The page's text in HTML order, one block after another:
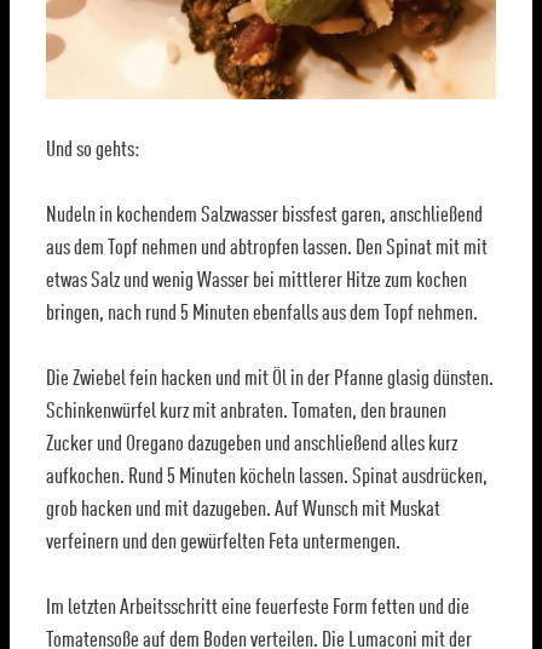
Und so gehts:
Nudeln in kochendem Salzwasser bissfest garen, anschließend
aus dem Topf nehmen und abtropfen lassen. Den Spinat mit mit
etwas Salz und wenig Wasser bei mittlerer Hitze zum kochen
bringen, nach rund 5 Minuten ebenfalls aus dem Topf nehmen.
Die Zwiebel fein hacken und mit Öl in der Pfanne glasig dünsten.
Schinkenwürfel kurz mit anbraten. Tomaten, den braunen
Zucker und Oregano dazugeben und anschließend alles kurz
aufkochen. Rund 5 Minuten köcheln lassen. Spinat ausdrücken,
grob hacken und mit dazugeben. Auf Wunsch mit Muskat
verfeinern und den gewürfelten Feta untermengen.
Im letzten Arbeitsschritt eine feuerfeste Form fetten und die
Tomatensoße auf dem Boden verteilen. Die Lumaconi mit der